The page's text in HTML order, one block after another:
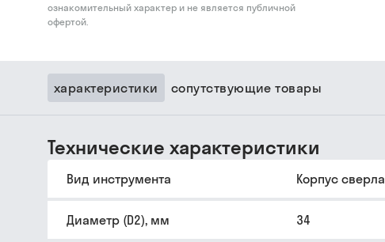
ознакомительный характер и не является публичной
офертой.
характеристики сопутствующие товары
Технические характеристики
Вид инструмента Корпус сверла
Диаметр (D2), мм 34